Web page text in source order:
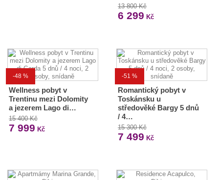
13 800 Kč
6 299 Kč
-48 %
Wellness pobyt v
Trentinu mezi Dolomity
a jezerem Lago di…
15 400 Kč
7 999 Kč
-51 %
Romantický pobyt v
Toskánsku u
středověké Bargy 5 dnů
/ 4…
15 300 Kč
7 499 Kč